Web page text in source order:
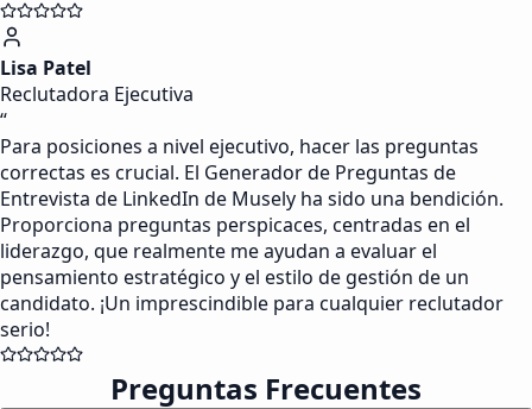
Lisa Patel
Reclutadora Ejecutiva
“
Para posiciones a nivel ejecutivo, hacer las preguntas
correctas es crucial. El Generador de Preguntas de
Entrevista de LinkedIn de Musely ha sido una bendición.
Proporciona preguntas perspicaces, centradas en el
liderazgo, que realmente me ayudan a evaluar el
pensamiento estratégico y el estilo de gestión de un
candidato. ¡Un imprescindible para cualquier reclutador
serio!
Preguntas Frecuentes